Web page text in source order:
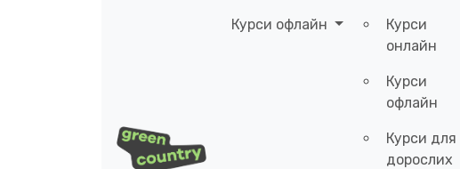
Курси офлайн
Курси
онлайн
Курси
офлайн
Курси для
дорослих